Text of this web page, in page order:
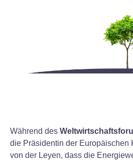
Während des
die Präsidentin der Europäischen
von der Leyen, dass die